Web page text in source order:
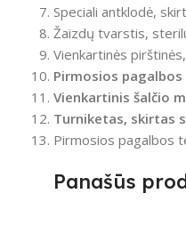
Speciali antklodė,
Žaizdų tvarstis,
Vienkartinės
Pirmosios
Vienkartinis šalčio
Turniketas, skirtas
Pirmosios pagalbos
Panašūs